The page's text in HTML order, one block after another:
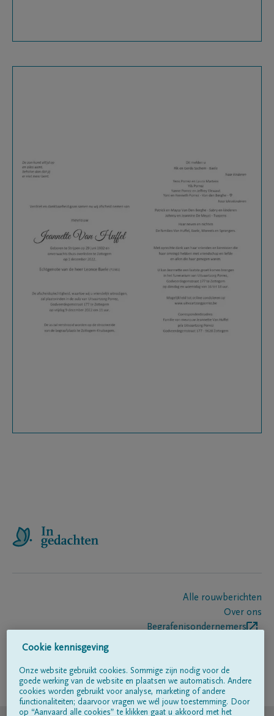
Alle rouwberichten
Over ons
Begrafenisondernemers
Volg ons op
Cookie kennisgeving
Onze website gebruikt cookies. Sommige zijn nodig voor de
goede werking van de website en plaatsen we automatisch. Andere
cookies worden gebruikt voor analyse, marketing of andere
functionaliteiten; daarvoor vragen we wél jouw toestemming. Door
op “Aanvaard alle cookies” te klikken gaat u akkoord met het